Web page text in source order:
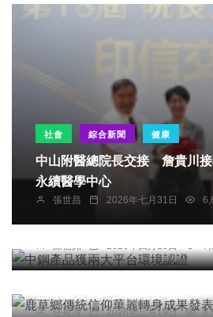
社會 綜合新聞 健康
中山附醫總院長交接 詹貴川
永續醫學中心
張世昌 2026年七月31日
綜合新聞
中鋼產品獲兩大平台環境認證
陳信銘 2026年四月13日
宗教 綜合新聞
鹿草鄉傳統信仰華麗轉身成果
任禮清 2026年三月19日
專欄